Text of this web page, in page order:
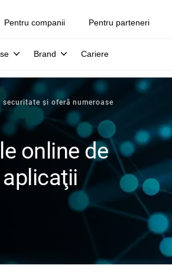
Pentru companii Pentru parteneri
Brand Cariere
şi oferă numeroase
online de